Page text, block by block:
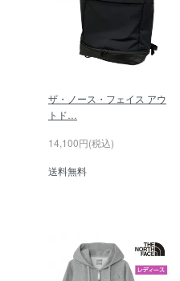
ザ・ノース・フェイス アウ
トド…
14,100円(税込)
送料無料